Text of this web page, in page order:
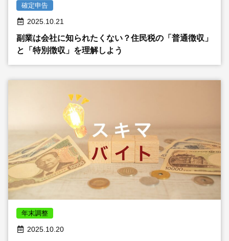
確定申告
2025.10.21
副業は会社に知られたくない？住民税の「普通徴収」
と「特別徴収」を理解しよう
年末調整
2025.10.20